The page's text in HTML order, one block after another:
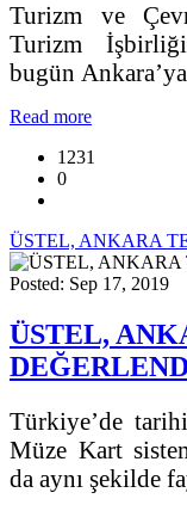
Turizm ve
Turizm İşbirliği
bugün
Read more
1231
0
ÜSTEL, ANKARA
Posted: Sep 17, 2019
ÜSTEL,
Türkiye’de
Müze Kart
da aynı şekilde